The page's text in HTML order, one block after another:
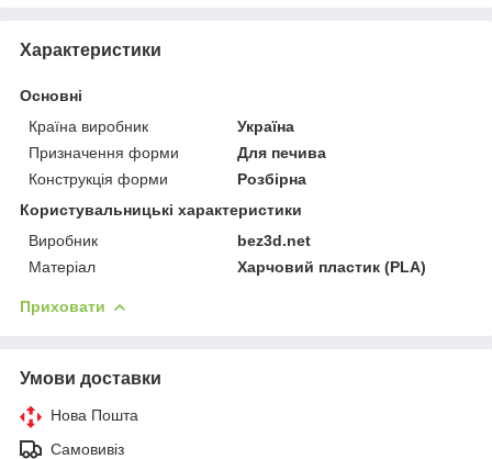
Характеристики
Основні
Країна виробник
Україна
Призначення форми
Для печива
Конструкція форми
Розбірна
Користувальницькі характеристики
Виробник
bez3d.net
Матеріал
Харчовий пластик (PLA)
Приховати
Умови доставки
Нова Пошта
Самовивіз